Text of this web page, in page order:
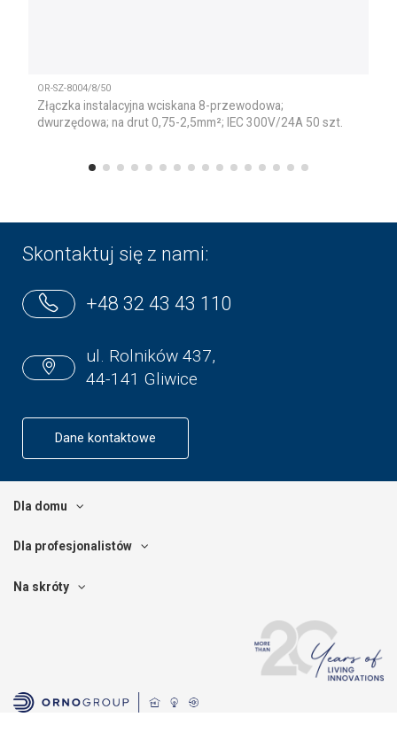
OR-SZ-8004/8/50
Złączka instalacyjna wciskana 8-przewodowa;
dwurzędowa; na drut 0,75-2,5mm²; IEC 300V/24A 50 szt.
Skontaktuj się z nami:
+48 32 43 43 110
ul. Rolników 437,
44-141 Gliwice
Dane kontaktowe
Dla domu
Dla profesjonalistów
Na skróty